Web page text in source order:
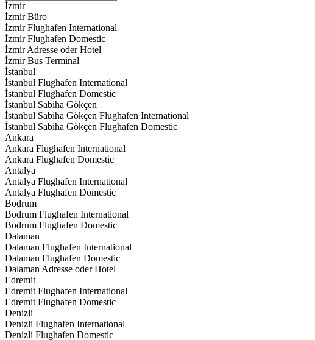
İzmir
İzmir Büro
İzmir Flughafen International
İzmir Flughafen Domestic
İzmir Adresse oder Hotel
İzmir Bus Terminal
İstanbul
İstanbul Flughafen International
İstanbul Flughafen Domestic
İstanbul Sabiha Gökçen
İstanbul Sabiha Gökçen Flughafen International
İstanbul Sabiha Gökçen Flughafen Domestic
Ankara
Ankara Flughafen International
Ankara Flughafen Domestic
Antalya
Antalya Flughafen International
Antalya Flughafen Domestic
Bodrum
Bodrum Flughafen International
Bodrum Flughafen Domestic
Dalaman
Dalaman Flughafen International
Dalaman Flughafen Domestic
Dalaman Adresse oder Hotel
Edremit
Edremit Flughafen International
Edremit Flughafen Domestic
Denizli
Denizli Flughafen International
Denizli Flughafen Domestic